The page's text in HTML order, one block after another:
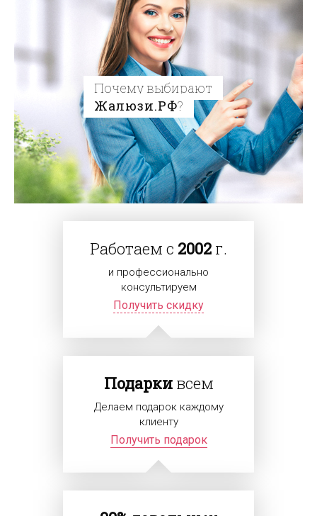
Почему выбирают
Жалюзи.РФ?
Работаем с 2002 г.
и профессионально
консультируем
Получить скидку
Подаркивсем
Делаем подарок каждому
клиенту
Получить подарок